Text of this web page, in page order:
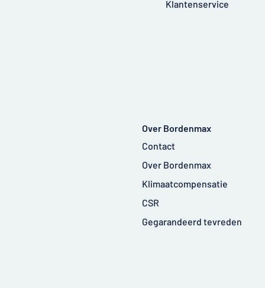
Klantenservice
Over Bordenmax
Contact
Over Bordenmax
Klimaatcompensatie
CSR
Gegarandeerd tevreden